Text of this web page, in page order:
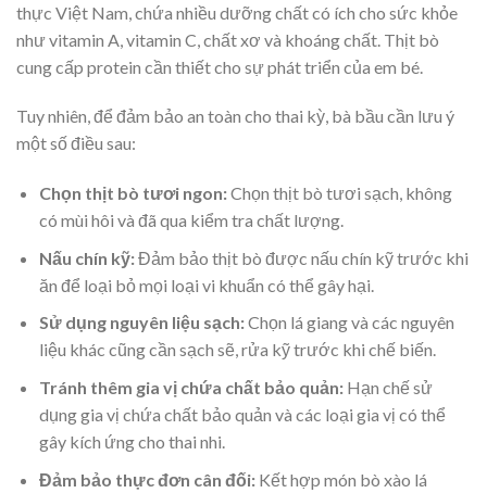
thực Việt Nam, chứa nhiều dưỡng chất có ích cho sức khỏe
như vitamin A, vitamin C, chất xơ và khoáng chất. Thịt bò
cung cấp protein cần thiết cho sự phát triển của em bé.
Tuy nhiên, để đảm bảo an toàn cho thai kỳ, bà bầu cần lưu ý
một số điều sau:
Chọn thịt bò tươi ngon:Chọn thịt bò tươi sạch, không
có mùi hôi và đã qua kiểm tra chất lượng.
Nấu chín kỹ:Đảm bảo thịt bò được nấu chín kỹ trước khi
ăn để loại bỏ mọi loại vi khuẩn có thể gây hại.
Sử dụng nguyên liệu sạch:Chọn lá giang và các nguyên
liệu khác cũng cần sạch sẽ, rửa kỹ trước khi chế biến.
Tránh thêm gia vị chứa chất bảo quản:Hạn chế sử
dụng gia vị chứa chất bảo quản và các loại gia vị có thể
gây kích ứng cho thai nhi.
Đảm bảo thực đơn cân đối: Kết hợp món bò xào lá